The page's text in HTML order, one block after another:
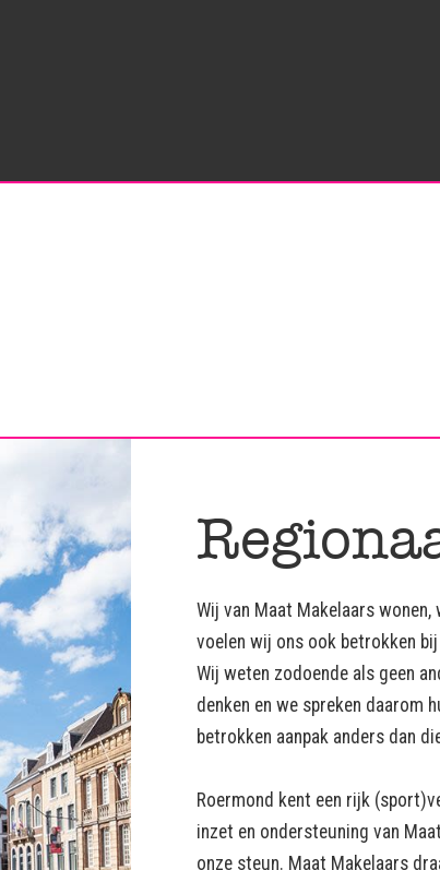
Wij van Maat Makelaars
voelen wij ons ook betrokken bij
Wij weten zodoende als geen
denken en we spreken daarom
betrokken aanpak anders dan
Roermond kent een rijk
inzet en ondersteuning van
onze steun. Maat Makelaars